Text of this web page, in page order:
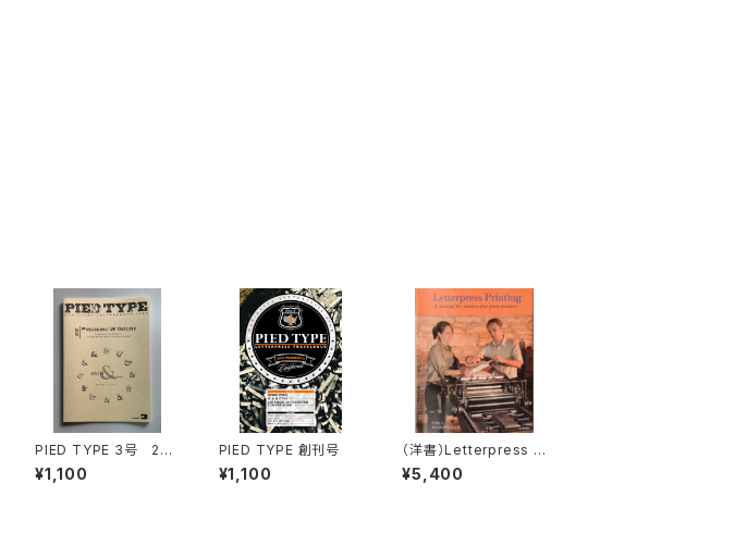
PIED TYPE 3号 201
9年9月2日発行
¥1,100
PIED TYPE 創刊号
¥1,100
（洋書）Letterpress P
rinting
¥5,400